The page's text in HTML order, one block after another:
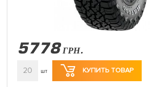
5778 ГРН.
20 шт КУПИТЬ ТОВАР